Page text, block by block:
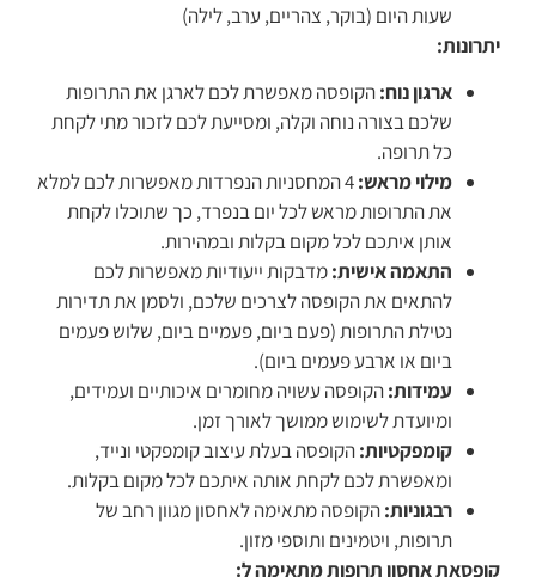
שעות היום (בוקר, צהריים, ערב, לילה)
יתרונות:
ארגון נוח:הקופסה מאפשרת לכם לארגן את התרופות
שלכם בצורה נוחה וקלה, ומסייעת לכם לזכור מתי לקחת
כל תרופה.
מילוי מראש:
4 המחסניות הנפרדות מאפשרות לכם למלא
את התרופות מראש לכל יום בנפרד, כך שתוכלו לקחת
אותן איתכם לכל מקום בקלות ובמהירות.
התאמה אישית:מדבקות ייעודיות מאפשרות לכם
להתאים את הקופסה לצרכים שלכם, ולסמן את תדירות
נטילת התרופות (פעם ביום, פעמיים ביום, שלוש פעמים
ביום או ארבע פעמים ביום).
עמידות:הקופסה עשויה מחומרים איכותיים ועמידים,
ומיועדת לשימוש ממושך לאורך זמן.
קומפקטיות:הקופסה בעלת עיצוב קומפקטי ונייד,
ומאפשרת לכם לקחת אותה איתכם לכל מקום בקלות.
רבגוניות:הקופסה מתאימה לאחסון מגוון רחב של
תרופות, ויטמינים ותוספי מזון.
קופסאת אחסון תרופות מתאימה ל: